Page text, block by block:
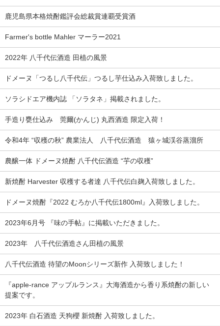
鹿児島県本格焼酎鑑評会総裁賞連覇受賞酒
Farmer's bottle Mahler マーラー2021
2022年 八千代伝酒造 田植の風景
ドメーヌ「つるし八千代伝」つるし芋仕込み入荷致しました。
ソラシドエア機内誌 「ソラタネ」掲載されました。
手造り甕仕込み 莞爾(かんじ) 丸西酒造 限定入荷！
令和4年 “収穫の秋” 農業法人 八千代伝酒造 猿ヶ城渓谷蒸溜所
農醸一体 ドメーヌ焼酎 八千代伝酒造 “芋の収穫”
新焼酎 Harvester 収穫する者達 八千代伝白麹入荷致しました。
ドメーヌ焼酎『2022 むろか八千代伝1800ml』入荷致しました。
2023年6月号 『味の手帖』に掲載いただきました。
2023年 八千代伝酒造さん田植の風景
八千代伝酒造 待望のMoonシリーズ新作 入荷致しました！
『apple-rance アップルランス』大海酒造から香り系焼酎の新しい
提案です。
2023年 白石酒造 天狗櫻 新焼酎 入荷致しました。